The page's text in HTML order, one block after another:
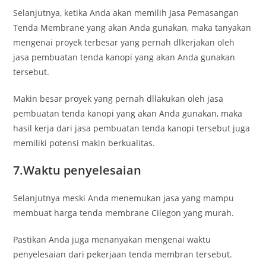
Selanjutnya, ketika Anda akan memilih Jasa Pemasangan
Tenda Membrane yang akan Anda gunakan, maka tanyakan
mengenai proyek terbesar yang pernah dlkerjakan oleh
jasa pembuatan tenda kanopi yang akan Anda gunakan
tersebut.
Makin besar proyek yang pernah dllakukan oleh jasa
pembuatan tenda kanopi yang akan Anda gunakan, maka
hasil kerja dari jasa pembuatan tenda kanopi tersebut juga
memiliki potensi makin berkualitas.
7.Waktu penyelesaian
Selanjutnya meski Anda menemukan jasa yang mampu
membuat harga tenda membrane Cilegon yang murah.
Pastikan Anda juga menanyakan mengenai waktu
penyelesaian dari pekerjaan tenda membran tersebut.